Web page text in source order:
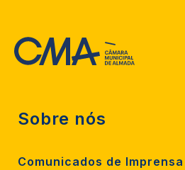
Sobre nós
Comunicados de Imprensa